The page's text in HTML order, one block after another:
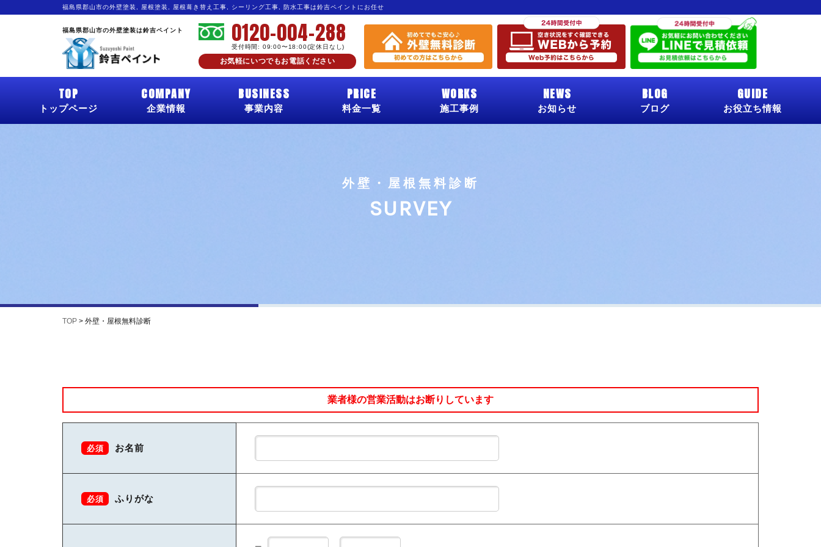
福島県郡山市の外壁塗装, 屋根塗装, 屋根葺き替え工事, シーリング工事, 防水工事は鈴吉ペイントにお任せ
福島県郡山市の外壁塗装は鈴吉ペイント 0120-004-288
受付時間: 09:00〜18:00(定休日なし)
お気軽にいつでもお電話ください
TOP
トップページ
COMPANY
企業情報
BUSINESS
事業内容
PRICE
料金一覧
WORKS
施工事例
NEWS
お知らせ
BLOG
ブログ
GUIDE
お役立ち情報
外壁・屋根無料診断
SURVEY
TOP > 外壁・屋根無料診断
業者様の営業活動はお断りしています
必須 お名前
必須 ふりがな